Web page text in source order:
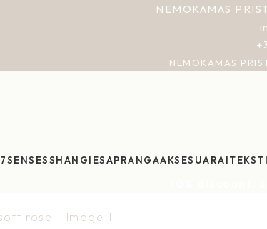
NEMOKAMAS
NEMOKAMAS
7SENSESSHANGIESAPRANGAAKSESUARAI